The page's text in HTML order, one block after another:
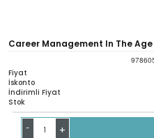
Career Management In The
Fiyat
İskonto
İndirimli Fiyat
Stok
- +